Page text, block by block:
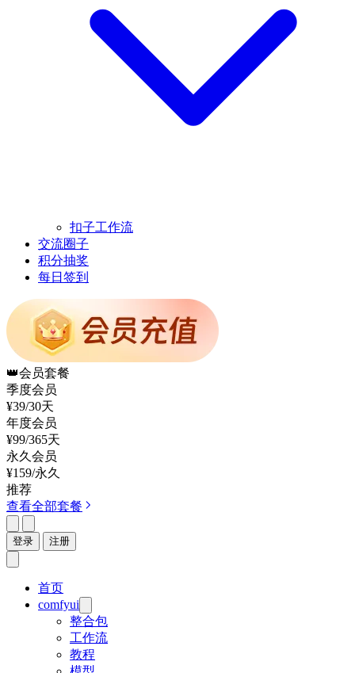
扣子工作流
交流圈子
积分抽奖
每日签到
👑会员套餐
季度会员
¥39/30天
年度会员
¥99/365天
永久会员
¥159/永久
推荐
查看全部套餐
登录 注册
首页
comfyui
整合包
工作流
教程